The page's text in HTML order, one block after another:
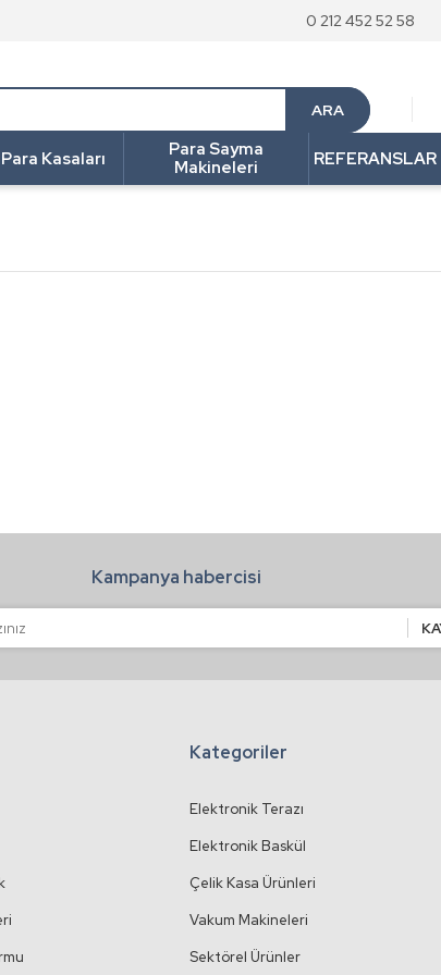
0 212 452 52 58
ARA
Kasaları
Para Sayma
Makineleri
REFERANSLAR
Kampanya habercisi
Kategoriler
Elektronik Terazı
Elektronik Baskül
Çelik Kasa Ürünleri
Vakum Makineleri
Sektörel Ürünler